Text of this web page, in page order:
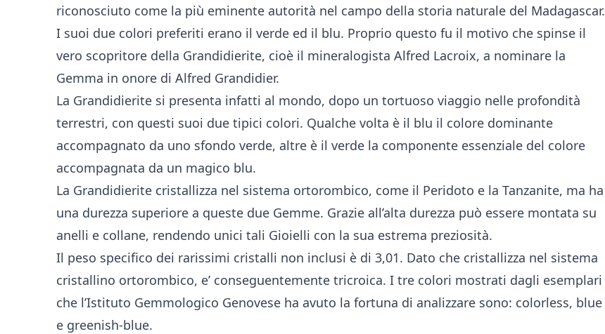
riconosciuto come la più eminente autorità nel campo della storia naturale del Madagascar.
I suoi due colori preferiti erano il verde ed il blu. Proprio questo fu il motivo che spinse il
vero scopritore della Grandidierite, cioè il mineralogista Alfred Lacroix, a nominare la
Gemma in onore di Alfred Grandidier.
La Grandidierite si presenta infatti al mondo, dopo un tortuoso viaggio nelle profondità
terrestri, con questi suoi due tipici colori. Qualche volta è il blu il colore dominante
accompagnato da uno sfondo verde, altre è il verde la componente essenziale del colore
accompagnata da un magico blu.
La Grandidierite cristallizza nel sistema ortorombico, come il Peridoto e la Tanzanite, ma ha
una durezza superiore a queste due Gemme. Grazie all’alta durezza può essere montata su
anelli e collane, rendendo unici tali Gioielli con la sua estrema preziosità.
Il peso specifico dei rarissimi cristalli non inclusi è di 3,01. Dato che cristallizza nel sistema
cristallino ortorombico, e’ conseguentemente tricroica. I tre colori mostrati dagli esemplari
che l’Istituto Gemmologico Genovese ha avuto la fortuna di analizzare sono: colorless, blue
e greenish-blue.